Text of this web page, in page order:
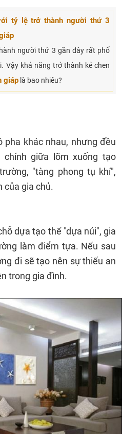
tỷ lệ trở thành người thứ 3
người thứ 3 gần đây rất phổ
Vậy khả năng trở thành kẻ chen
giáp là bao nhiêu?
pha khác nhau, nhưng đều
giữa lõm xuống tạo
"tàng phong tụ khí",
của gia chủ.
dựa tạo thế "dựa núi", gia
làm điểm tựa. Nếu sau
đi sẽ tạo nên sự thiếu an
trong gia đình.